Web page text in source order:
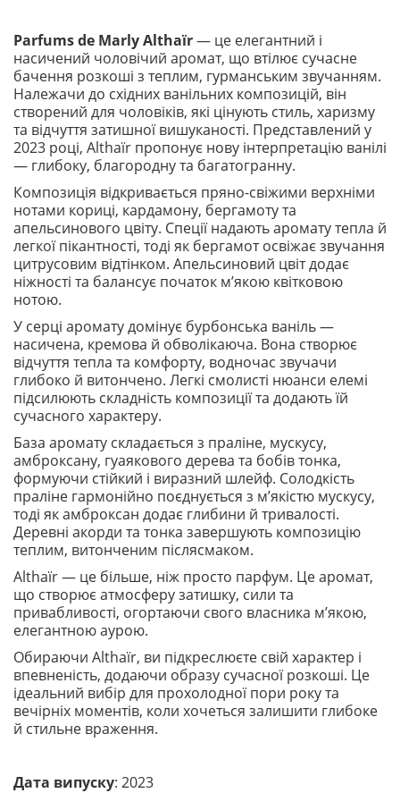
Parfums de Marly Althaïr— це елегантний і
насичений чоловічий аромат, що втілює сучасне
бачення розкоші з теплим, гурманським звучанням.
Належачи до східних ванільних композицій, він
створений для чоловіків, які цінують стиль, харизму
та відчуття затишної вишуканості. Представлений у
2023 році, Althaïr пропонує нову інтерпретацію ванілі
— глибоку, благородну та багатогранну.
Композиція відкривається пряно-свіжими верхніми
нотами кориці, кардамону, бергамоту та
апельсинового цвіту. Спеції надають аромату тепла й
легкої пікантності, тоді як бергамот освіжає звучання
цитрусовим відтінком. Апельсиновий цвіт додає
ніжності та балансує початок м’якою квітковою
нотою.
У серці аромату домінує бурбонська ваніль —
насичена, кремова й обволікаюча. Вона створює
відчуття тепла та комфорту, водночас звучачи
глибоко й витончено. Легкі смолисті нюанси елемі
підсилюють складність композиції та додають їй
сучасного характеру.
База аромату складається з праліне, мускусу,
амброксану, гуаякового дерева та бобів тонка,
формуючи стійкий і виразний шлейф. Солодкість
праліне гармонійно поєднується з м’якістю мускусу,
тоді як амброксан додає глибини й тривалості.
Деревні акорди та тонка завершують композицію
теплим, витонченим післясмаком.
Althaïr — це більше, ніж просто парфум. Це аромат,
що створює атмосферу затишку, сили та
привабливості, огортаючи свого власника м’якою,
елегантною аурою.
Обираючи Althaïr, ви підкреслюєте свій характер і
впевненість, додаючи образу сучасної розкоші. Це
ідеальний вибір для прохолодної пори року та
вечірніх моментів, коли хочеться залишити глибоке
й стильне враження.
Дата випуску: 2023